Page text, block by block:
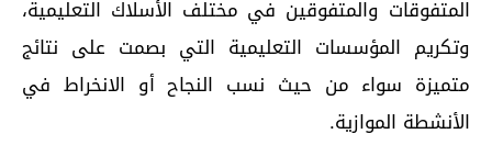
المتفوقات والمتفوقين في مختلف الأسلاك التعليمية،
وتكريم المؤسسات التعليمية التي بصمت على نتائج
متميزة سواء من حيث نسب النجاح أو الانخراط في
الأنشطة الموازية.